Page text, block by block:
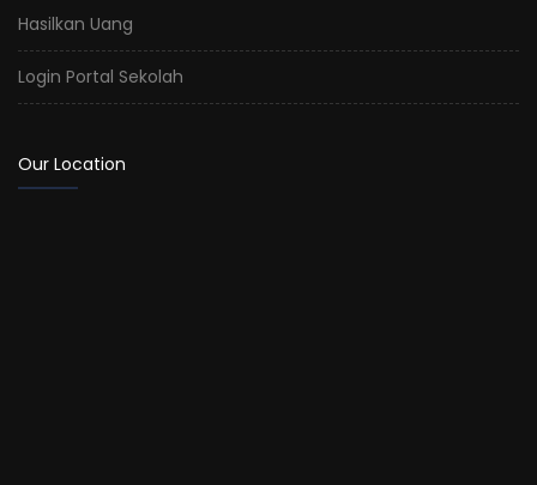
Hasilkan Uang
Login Portal Sekolah
Our Location